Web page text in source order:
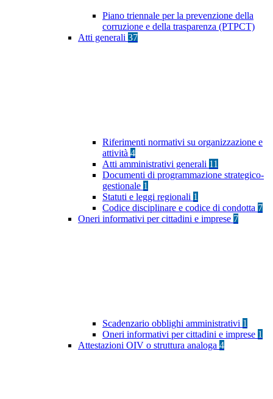
Piano triennale per la prevenzione della
corruzione e della trasparenza (PTPCT)
Atti generali 37
Riferimenti normativi su organizzazione e
attività 4
Atti amministrativi generali 11
Documenti di programmazione strategico-
gestionale 1
Statuti e leggi regionali 1
Codice disciplinare e codice di condotta 7
Oneri informativi per cittadini e imprese 7
Scadenzario obblighi amministrativi 1
Oneri informativi per cittadini e imprese 1
Attestazioni OIV o struttura analoga 4